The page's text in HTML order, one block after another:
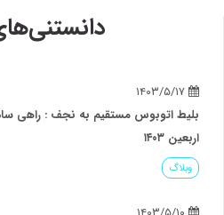
بلیط اتوبوس مستقیم به نجف : راهی
اربعین ۱۴۰۳
وبلاگ